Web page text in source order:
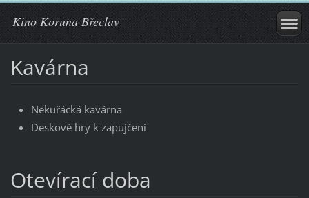
Kino Koruna Břeclav
Kavárna
Nekuřácká kavárna
Deskové hry k zapujčení
Otevírací doba